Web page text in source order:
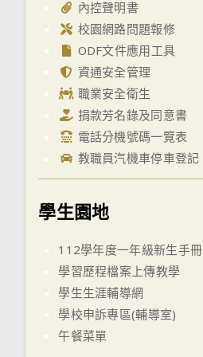
內控聲明書
校園網路問題報修
ODF文件應用工具
資通安全管理
職業安全衛生
捐款芳名錄及同意書
電話分機號碼一覽表
教職員汽機車停車登記
學生園地
112學年度一年級新生手冊
學習歷程檔案上傳教學
學生生涯輔導網
學校申訴專區(輔導室)
午餐菜單